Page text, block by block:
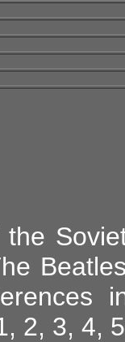
2, 3, 4,